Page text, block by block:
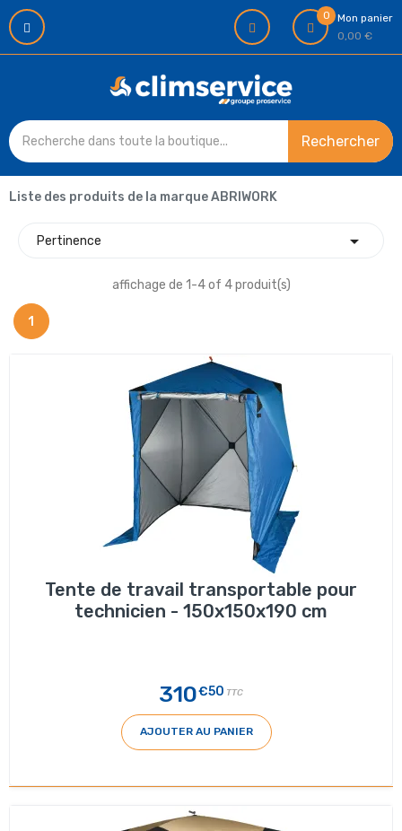
0
Mon panier
0,00 €
Rechercher
Liste des produits de la marque ABRIWORK
Pertinence 
affichage de 1-4 of 4 produit(s)
1
Tente de travail transportable pour
technicien - 150x150x190 cm
310€50 TTC
AJOUTER AU PANIER